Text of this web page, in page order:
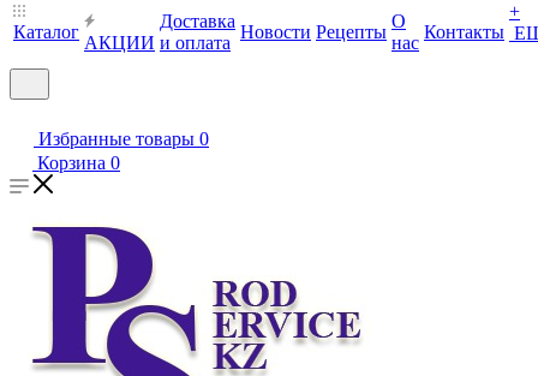
Каталог
АКЦИИ
Доставка
и оплата
Новости Рецепты
О
нас
Контакты
+
Избранные товары 0
Корзина 0